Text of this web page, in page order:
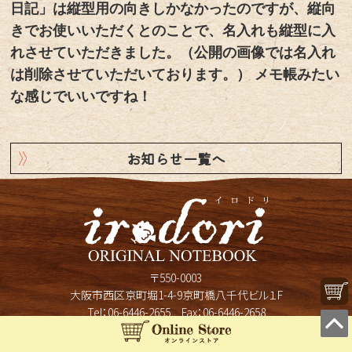
日記」は縦型用の向きしかなかったのですが、縦向
きでお使いいただくとのことで、名入れも縦型に入
れさせていただきました。（公開の画像では名入れ
は削除させていただいております。） メモ帳みたい
な感じでいいですね！
お知らせ一覧へ
〒550-0003
大阪市西区京町堀1-4-9京町橋八千代ビル１F
Tel：06-6446-2655Fax：06-6446-2658